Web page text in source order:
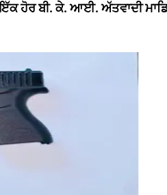
ਹੋਰ ਬੀ. ਕੇ. ਆਈ. ਅੱਤਵਾਦੀ